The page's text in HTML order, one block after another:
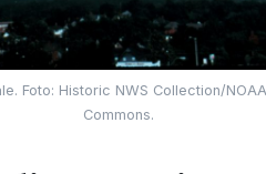
Foto: Historic NWS Collection/
Commons.